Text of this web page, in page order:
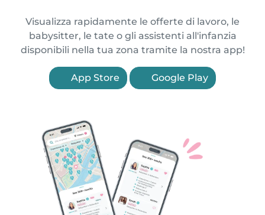
Visualizza rapidamente le offerte di lavoro, le
babysitter, le tate o gli assistenti all'infanzia
disponibili nella tua zona tramite la nostra app!
App Store Google Play